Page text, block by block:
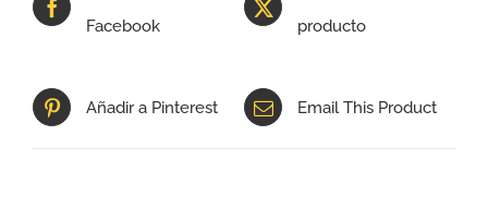
Facebook
producto
Añadir a Pinterest Email This Product